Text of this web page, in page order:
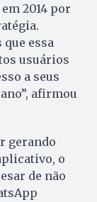
2014 por
essa
usuários
a seus
afirmou
gerando
o
de não